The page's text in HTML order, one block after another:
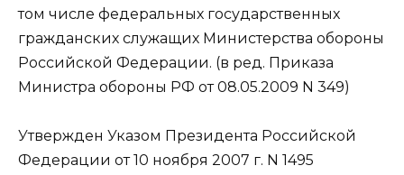
том числе федеральных государственных
гражданских служащих Министерства обороны
Российской Федерации. (в ред. Приказа
Министра обороны РФ от 08.05.2009 N 349)
Утвержден Указом Президента Российской
Федерации от 10 ноября 2007 г. N 1495